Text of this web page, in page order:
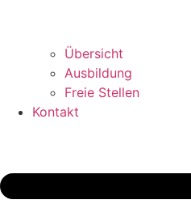
Übersicht
Ausbildung
Freie Stellen
Kontakt